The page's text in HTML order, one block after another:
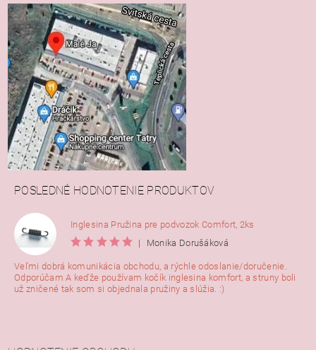
POSLEDNÉ HODNOTENIE PRODUKTOV
Inglesina Pružina pre podvozok Comfort, 2ks
|
Monika Dorušáková
Veľmi dobrá komunikácia obchodu, a rýchle odoslanie/doručenie.
Odporúčam A keďže používam kočík inglesina komfort, a struny boli
už zničené tak som si objednala pružiny a slúžia. :)